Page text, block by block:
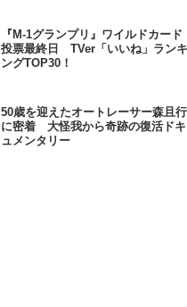
『M-1グランプリ』ワイルドカード
投票最終日 TVer「いいね」ランキ
ングTOP30！
50歳を迎えたオートレーサー森且行
に密着 大怪我から奇跡の復活ドキ
ュメンタリー